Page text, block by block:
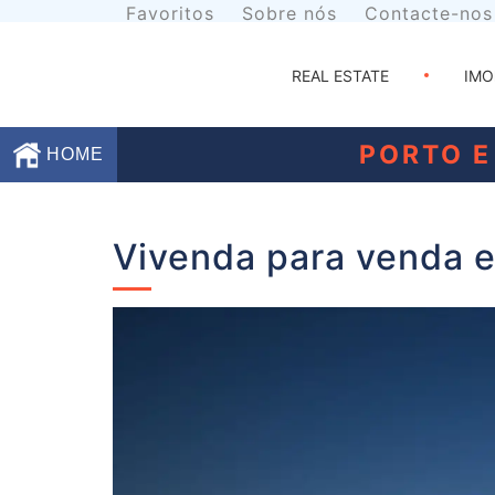
Favoritos Sobre nós Contacte-nos
REAL ESTATE
HOME PORTO
Vivenda para venda